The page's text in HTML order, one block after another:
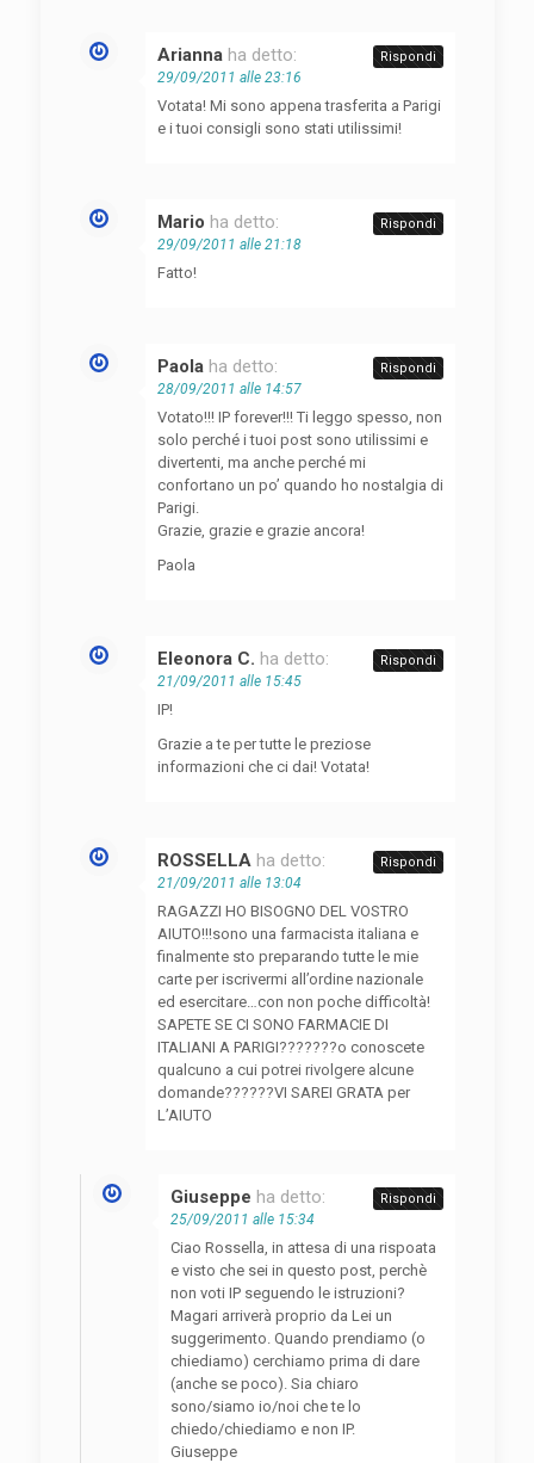
Arianna ha detto:
29/09/2011 alle 23:16
Votata! Mi sono appena trasferita a Parigi
e i tuoi consigli sono stati utilissimi!
Rispondi
Mario ha detto:
29/09/2011 alle 21:18
Fatto!
Rispondi
Paola ha detto:
28/09/2011 alle 14:57
Votato!!! IP forever!!! Ti leggo spesso, non
solo perché i tuoi post sono utilissimi e
divertenti, ma anche perché mi
confortano un po’ quando ho nostalgia di
Parigi.
Grazie, grazie e grazie ancora!
Paola
Rispondi
Eleonora C. ha detto:
21/09/2011 alle 15:45
IP!
Grazie a te per tutte le preziose
informazioni che ci dai! Votata!
Rispondi
ROSSELLA ha detto:
21/09/2011 alle 13:04
RAGAZZI HO BISOGNO DEL VOSTRO
AIUTO!!!sono una farmacista italiana e
finalmente sto preparando tutte le mie
carte per iscrivermi all’ordine nazionale
ed esercitare…con non poche difficoltà!
SAPETE SE CI SONO FARMACIE DI
ITALIANI A PARIGI???????o conoscete
qualcuno a cui potrei rivolgere alcune
domande??????VI SAREI GRATA per
L’AIUTO
Rispondi
Giuseppe ha detto:
25/09/2011 alle 15:34
Ciao Rossella, in attesa di una rispoata
e visto che sei in questo post, perchè
non voti IP seguendo le istruzioni?
Magari arriverà proprio da Lei un
suggerimento. Quando prendiamo (o
chiediamo) cerchiamo prima di dare
(anche se poco). Sia chiaro
sono/siamo io/noi che te lo
chiedo/chiediamo e non IP.
Giuseppe
Rispondi